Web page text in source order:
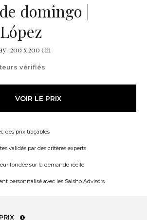
domingo |
· 200 x 200 cm
vérifiés
VOIR LE PRIX
des prix traçables
validés par des critères experts
fondée sur la demande réelle
personnalisé avec les Saisho Advisors